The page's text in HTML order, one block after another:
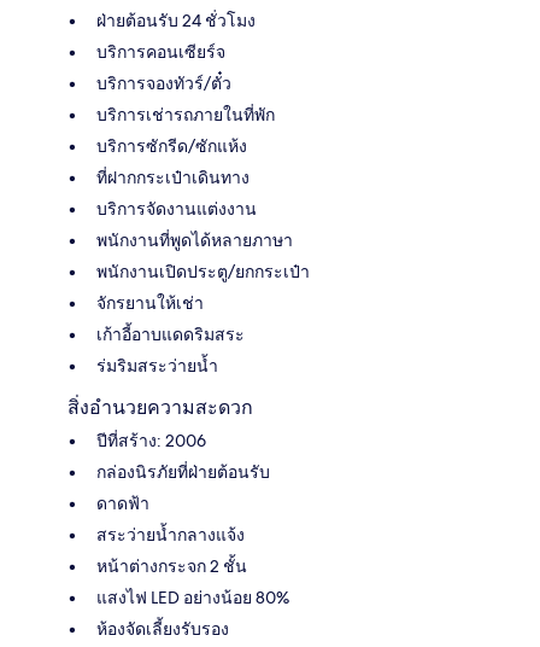
ฝ่ายต้อนรับ 24 ชั่วโมง
บริการคอนเซียร์จ
บริการจองทัวร์/ตั๋ว
บริการเช่ารถภายในที่พัก
บริการซักรีด/ซักแห้ง
ที่ฝากกระเป๋าเดินทาง
บริการจัดงานแต่งงาน
พนักงานที่พูดได้หลายภาษา
พนักงานเปิดประตู/ยกกระเป๋า
จักรยานให้เช่า
เก้าอี้อาบแดดริมสระ
ร่มริมสระว่ายน้ำ
สิ่งอำนวยความสะดวก
ปีที่สร้าง: 2006
กล่องนิรภัยที่ฝ่ายต้อนรับ
ดาดฟ้า
สระว่ายน้ำกลางแจ้ง
หน้าต่างกระจก 2 ชั้น
แสงไฟ LED อย่างน้อย 80%
ห้องจัดเลี้ยงรับรอง